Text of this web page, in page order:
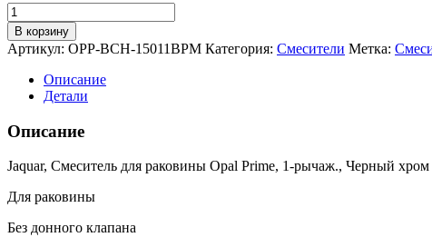
Количество
товара
Jaquar,
Смеситель
раковины
Prime,
1-
Черный
хром
OPP-
BCH-
15011BPM
В корзину
Артикул: OPP-BCH-15011BPM Категория: Смесители Метка:
Описание
Детали
Описание
Jaquar, Смеситель для раковины Opal Prime, 1-рычаж., Черный хром
Для раковины
Без донного клапана